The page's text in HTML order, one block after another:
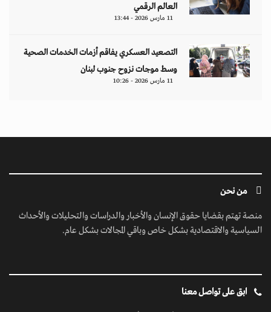
العالم الرقمي
11 مارس 2026 - 13:44
التصعيد العسكري يفاقم أزمات الخدمات الصحية
وسط موجات نزوح جنوب لبنان
11 مارس 2026 - 10:26
من نحن
منصة تهتم بقضايا حقوق الإنسان والأخبار والدراسات والتحليلات والأحداث
السياسية والاقتصادية بشكل خاص وباقي المجالات بشكل عام.
ابق على تواصل معنا